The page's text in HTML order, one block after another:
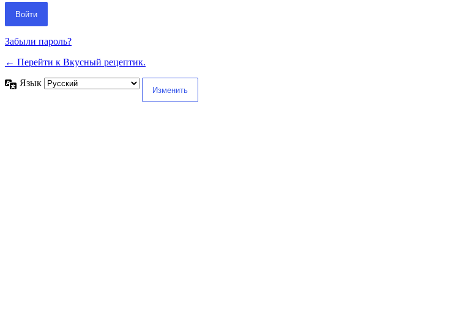
Забыли пароль?
← Перейти к Вкусный рецептик.
Язык